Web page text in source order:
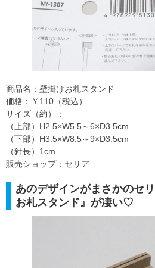
商品名：壁掛けお札スタンド
価格：￥110（税込）
サイズ（約）：
（上部）H2.5×W5.5～6×D3.5cm
（下部）H3.5×W8.5～9×D3.5cm
（針長）1cm
販売ショップ：セリア
あのデザインがまさかのセ
お札スタンド』が凄い♡